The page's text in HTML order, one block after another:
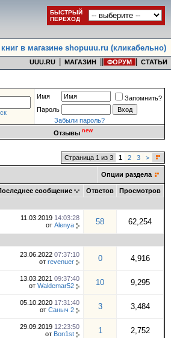
БЫСТРЫЙ
ПЕРЕХОД
книг в магазине shopuuu.ru (кликабельно)
UUU.RU МАГАЗИН ФОРУМ СТАТЬИ
Имя
Запомнить?
Пароль
Забыли пароль?
Отзывы new
Страница 1 из 3 1 2 3 >
Опции раздела
сообщение Ответов
Просмотров
11.03.2019 14:03:28
от Alenya 58 62,254
23.06.2022 07:37:10
от revenuer 0 4,916
13.03.2021 09:37:40
от Waldemar52 10 9,295
05.10.2020 17:31:40
от Саныч 2 3 3,484
29.09.2019 12:23:50
от Bon1st 1 2,752